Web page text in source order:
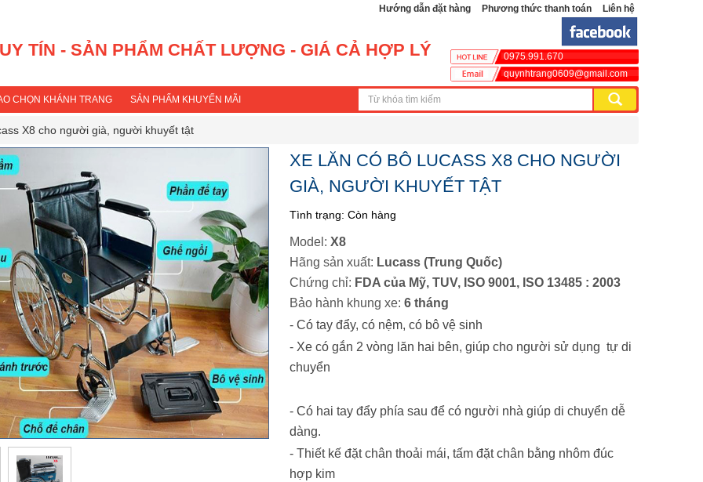
Hướng dẫn đặt hàng Phương thức thanh toán Liên hệ
TÍN - SẢN PHẨM CHẤT LƯỢNG - GIÁ CẢ HỢP LÝ
0975.991.670
quynhtrang0609@gmail.com
CHỌN KHÁNH TRANG SẢN PHẨM KHUYẾN MÃI
X8 cho người già, người khuyết tật
XE LĂN CÓ BÔ LUCASS X8 CHO NGƯỜI
GIÀ, NGƯỜI KHUYẾT TẬT
Tình trạng: Còn hàng
Model: X8
Hãng sản xuất: Lucass (Trung Quốc)
Chứng chỉ: FDA của Mỹ, TUV, ISO 9001, ISO 13485 : 2003
Bảo hành khung xe: 6 tháng
- Có tay đẩy, có nệm, có bô vệ sinh
- Xe có gắn 2 vòng lăn hai bên, giúp cho người sử dụng tự di
chuyển
- Có hai tay đẩy phía sau để có người nhà giúp di chuyển dễ
dàng.
- Thiết kế đặt chân thoải mái, tấm đặt chân bằng nhôm đúc
hợp kim